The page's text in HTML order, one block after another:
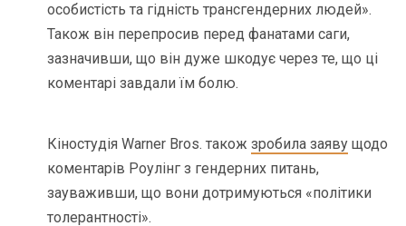
особистість та гідність трансгендерних людей».
Також він перепросив перед фанатами саги,
зазначивши, що він дуже шкодує через те, що ці
коментарі завдали їм болю.
Кіностудія Warner Bros. такожзробила заяву щодо
коментарів Роулінг з гендерних питань,
зауваживши, що вони дотримуються «політики
толерантності».